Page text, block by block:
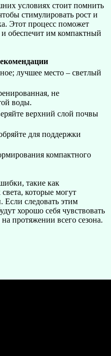
условиях стоит помнить
стимулировать рост и
Этот процесс поможет
и обеспечит им компактный
лучшее место – светлый
не
воды.
верхний слой почвы
для поддержки
компактного
такие как
которые могут
Если следовать этим
хорошо себя чувствовать
протяжении всего сезона.